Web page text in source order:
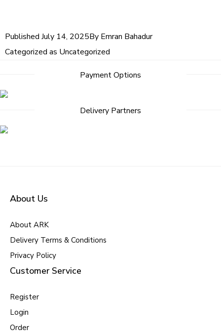
Published July 14, 2025By Emran Bahadur
Categorized as Uncategorized
Payment Options
Delivery Partners
About Us
About ARK
Delivery Terms & Conditions
Privacy Policy
Customer Service
Register
Login
Order